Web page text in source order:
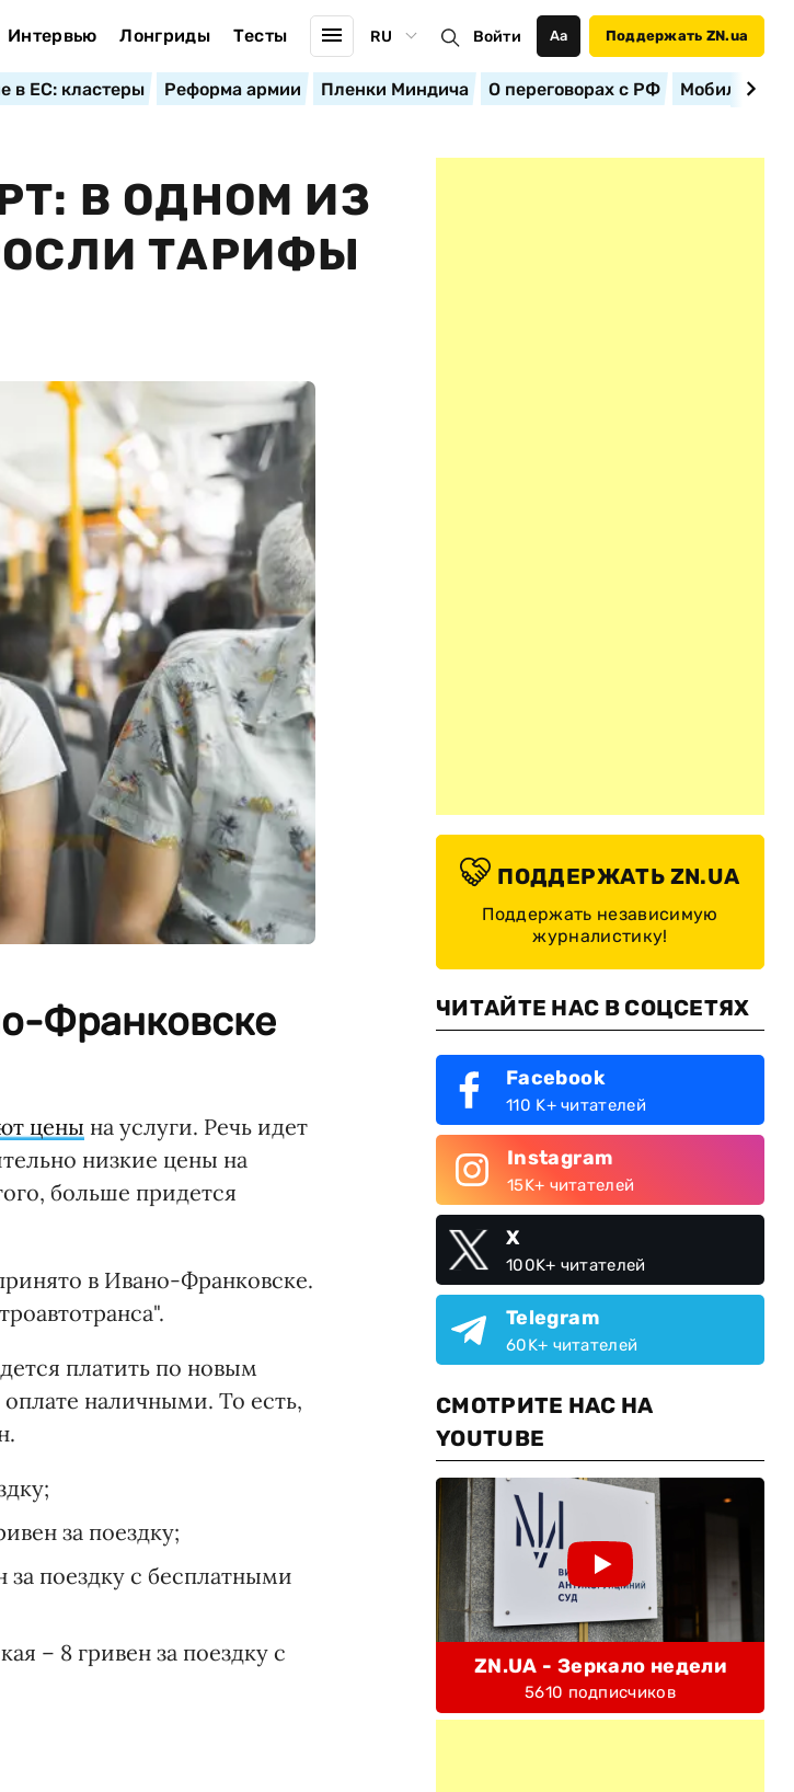
Интервью Лонгриды Тесты RU Войти Аа Поддержать ZN.ua
в ЕС: кластеры Реформа армии Пленки Миндича О переговорах с РФ
В ОДНОМ ИЗ
ТАРИФЫ
Франковске
цены на услуги. Речь идет
низкие цены на
больше придется
в Ивано-Франковске.
платить по новым
наличными. То есть,
за поездку;
за поездку с бесплатными
– 8 гривен за поездку с
ПОДДЕРЖАТЬ ZN.UA
Поддержать независимую
журналистику!
ЧИТАЙТЕ НАС В СОЦСЕТЯХ
Facebook
110 K+ читателей
Instagram
15K+ читателей
X
100K+ читателей
Telegram
60K+ читателей
СМОТРИТЕ НАС НА
YOUTUBE
ZN.UA - Зеркало недели
5610 подписчиков